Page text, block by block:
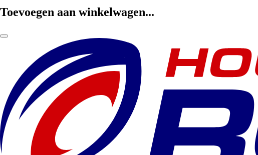
Toevoegen aan winkelwagen...